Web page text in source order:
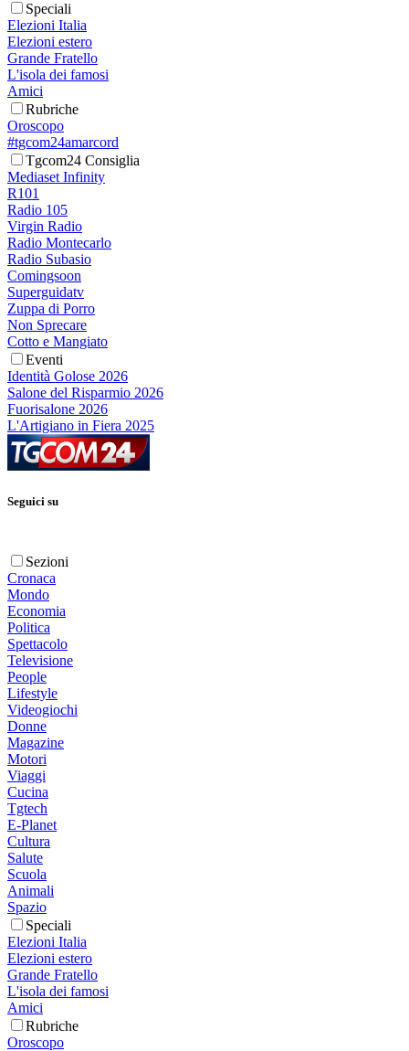
Speciali
Elezioni Italia
Elezioni estero
Grande Fratello
L'isola dei famosi
Amici
Rubriche
Oroscopo
#tgcom24amarcord
Tgcom24 Consiglia
Mediaset Infinity
R101
Radio 105
Virgin Radio
Radio Montecarlo
Radio Subasio
Comingsoon
Superguidatv
Zuppa di Porro
Non Sprecare
Cotto e Mangiato
Eventi
Identità Golose 2026
Salone del Risparmio 2026
Fuorisalone 2026
L'Artigiano in Fiera 2025
Seguici su
Sezioni
Cronaca
Mondo
Economia
Politica
Spettacolo
Televisione
People
Lifestyle
Videogiochi
Donne
Magazine
Motori
Viaggi
Cucina
Tgtech
E-Planet
Cultura
Salute
Scuola
Animali
Spazio
Speciali
Elezioni Italia
Elezioni estero
Grande Fratello
L'isola dei famosi
Amici
Rubriche
Oroscopo